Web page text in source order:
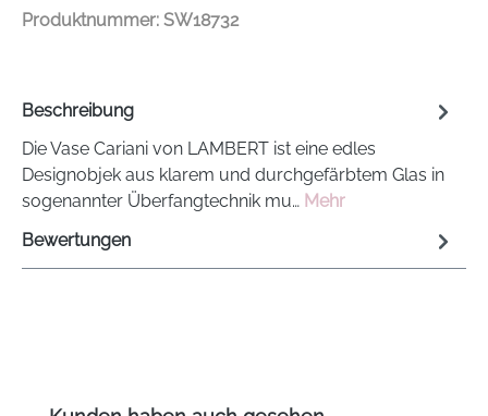
Produktnummer: SW18732
Beschreibung
Die Vase Cariani von LAMBERT ist eine edles
Designobjek aus klarem und durchgefärbtem Glas in
sogenannter Überfangtechnik mu… Mehr
Bewertungen